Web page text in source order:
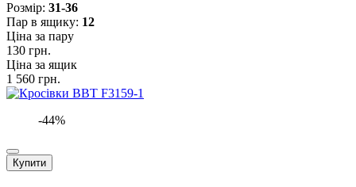
Розмiр: 31-36
Пар в ящику: 12
Ціна за пару
130 грн.
Ціна за ящик
1 560 грн.
-44%
Купити